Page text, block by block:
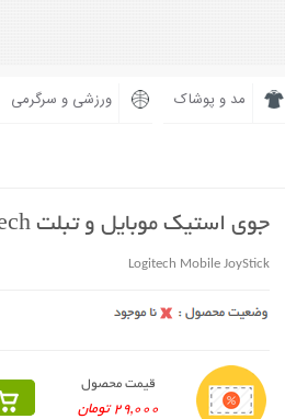
مد و پوشاک ورزشی و سرگرمی
جوی استیک موبایل و تبلت Logitech
Logitech Mobile JoyStick
قیمت محصول
29,000 تومان